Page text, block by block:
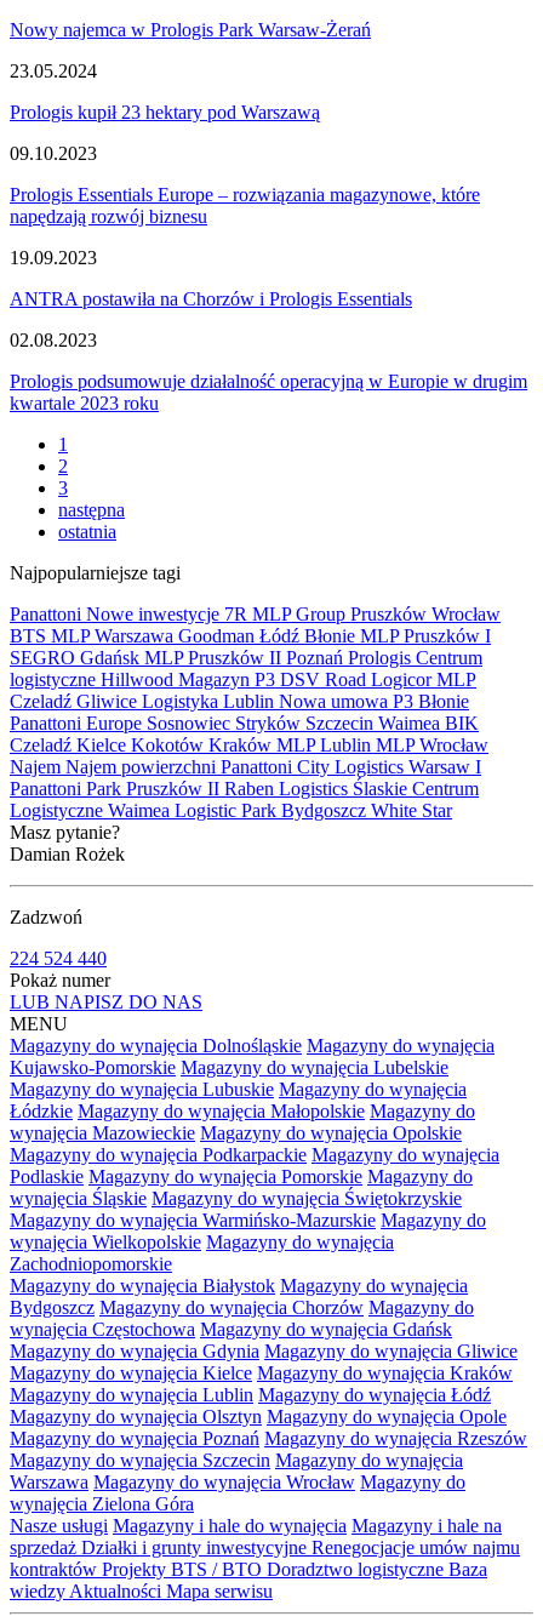
Nowy najemca w Prologis Park Warsaw-Żerań
23.05.2024
Prologis kupił 23 hektary pod Warszawą
09.10.2023
Prologis Essentials Europe – rozwiązania magazynowe, które
napędzają rozwój biznesu
19.09.2023
ANTRA postawiła na Chorzów i Prologis Essentials
02.08.2023
Prologis podsumowuje działalność operacyjną w Europie w drugim
kwartale 2023 roku
1
2
3
następna
ostatnia
Najpopularniejsze tagi
Panattoni Nowe inwestycje 7R MLP Group Pruszków Wrocław
BTS MLPWarszawa Goodman Łódź Błonie MLP Pruszków I
SEGRO Gdańsk MLP Pruszków II Poznań Prologis Centrum
logistyczne Hillwood Magazyn P3 DSV Road LogicorMLP
Czeladź Gliwice Logistyka Lublin Nowa umowa P3 Błonie
Panattoni Europe Sosnowiec Stryków Szczecin Waimea BIK
Czeladź Kielce Kokotów Kraków MLP Lublin MLP Wrocław
Najem Najem powierzchni Panattoni City Logistics Warsaw I
Panattoni Park Pruszków II Raben Logistics Ślaskie Centrum
Logistyczne Waimea Logistic Park Bydgoszcz White Star
Masz pytanie?
Damian Rożek
Zadzwoń
224 524 440
Pokaż numer
LUB NAPISZ DO NAS
MENU
Magazyny do wynajęcia Dolnośląskie Magazyny do wynajęcia
Kujawsko-Pomorskie Magazyny do wynajęcia Lubelskie
Magazyny do wynajęcia Lubuskie Magazyny do wynajęcia
Łódzkie Magazyny do wynajęcia Małopolskie Magazyny do
wynajęcia Mazowieckie Magazyny do wynajęcia Opolskie
Magazyny do wynajęcia Podkarpackie Magazyny do wynajęcia
Podlaskie Magazyny do wynajęcia Pomorskie Magazyny do
wynajęcia Śląskie Magazyny do wynajęcia Świętokrzyskie
Magazyny do wynajęcia Warmińsko-Mazurskie Magazyny do
wynajęcia Wielkopolskie Magazyny do wynajęcia
Zachodniopomorskie
Magazyny do wynajęcia Białystok Magazyny do wynajęcia
Bydgoszcz Magazyny do wynajęcia Chorzów Magazyny do
wynajęcia Częstochowa Magazyny do wynajęcia Gdańsk
Magazyny do wynajęcia Gdynia Magazyny do wynajęcia Gliwice
Magazyny do wynajęcia Kielce Magazyny do wynajęcia Kraków
Magazyny do wynajęcia Lublin Magazyny do wynajęcia Łódź
Magazyny do wynajęcia Olsztyn Magazyny do wynajęcia Opole
Magazyny do wynajęcia Poznań Magazyny do wynajęcia Rzeszów
Magazyny do wynajęcia Szczecin Magazyny do wynajęcia
Warszawa Magazyny do wynajęcia Wrocław Magazyny do
wynajęcia Zielona Góra
Nasze usługi Magazyny i hale do wynajęcia Magazyny i hale na
sprzedaż Działki i grunty inwestycyjne Renegocjacje umów najmu
kontraktów Projekty BTS / BTO Doradztwo logistyczne Baza
wiedzy Aktualności Mapa serwisu